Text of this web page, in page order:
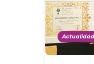
Actualidad